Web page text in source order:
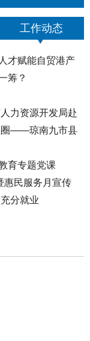
工作动态
才赋能自贸港产
筹？
力资源开发局赴
圈——琼南九市县
育专题党课
惠民服务月宣传
分就业